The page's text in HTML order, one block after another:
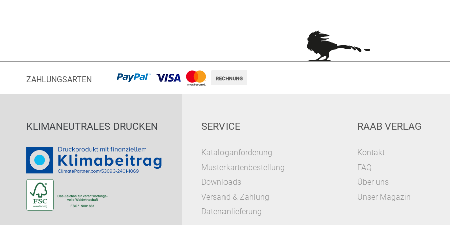
ZAHLUNGSARTEN
KLIMANEUTRALES DRUCKEN SERVICE
Kataloganforderung
Musterkartenbestellung
Downloads
Versand & Zahlung
Datenanlieferung
RAAB VERLAG
Kontakt
FAQ
Über uns
Unser Magazin